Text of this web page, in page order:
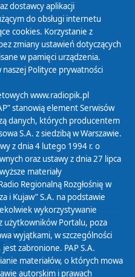
dostawcy aplikacji
do obsługi internetu
cookies. Korzystanie z
zmiany ustawień dotyczących
w pamięci urządzenia.
naszej Polityce prywatności
www.radiopik.pl
stanowią element Serwisów
danych, których producentem
S.A. z siedzibą w Warszawie.
z dnia 4 lutego 1994 r. o
oraz ustawy z dnia 27 lipca
materiały
Regionalną Rozgłośnię w
i Kujaw” S.A. na podstawie
wykorzystywanie
użytkowników Portalu, poza
wyjątkami, w szczególności
zabronione. PAP S.A.
materiałów, o których mowa
autorskim i prawach